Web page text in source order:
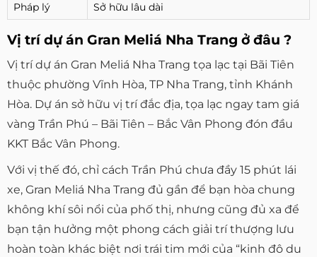
Pháp lý
Sở hữu lâu dài
Vị trí dự án Gran Meliá Nha Trang ở đâu ?
Vị trí dự án Gran Meliá Nha Trang tọa lạc tại Bãi Tiên
thuộc phường Vĩnh Hòa, TP Nha Trang, tỉnh Khánh
Hòa. Dự án sở hữu vị trí đắc địa, tọa lạc ngay tam giá
vàng Trần Phú – Bãi Tiên – Bắc Vân Phong đón đầu
KKT Bắc Vân Phong.
Với vị thế đó, chỉ cách Trần Phú chưa đầy 15 phút lái
xe, Gran Meliá Nha Trang đủ gần để bạn hòa chung
không khí sôi nổi của phố thị, nhưng cũng đủ xa để
bạn tận hưởng một phong cách giải trí thượng lưu
hoàn toàn khác biệt nơi trái tim mới của “kinh đô du